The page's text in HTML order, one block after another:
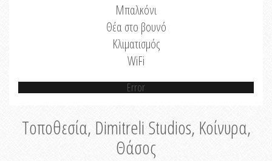
Μπαλκόνι
Θέα στο βουνό
Κλιματισμός
WiFi
Error
Τοποθεσία, Dimitreli Studios, Κοίνυρα,
Θάσος